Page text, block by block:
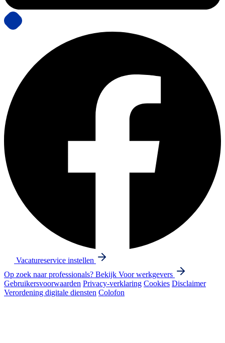
Vacatureservice instellen
Op zoek naar professionals? Bekijk Voor werkgevers
Gebruikersvoorwaarden Privacy-verklaring Cookies Disclaimer
Verordening digitale diensten Colofon